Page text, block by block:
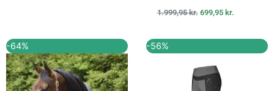
1.999,95kr. 699,95 kr.
-64%
oprindelige
pris
var:
2.799,00 kr..
aktuelle
pris
er:
999,00 kr..
-56%
oprindelige
pris
var:
799,95 kr..
aktuelle